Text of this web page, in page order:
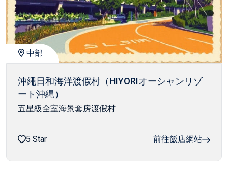
中部
沖繩日和海洋渡假村（HIYORIオーシャンリゾ
ート沖縄）
五星級全室海景套房渡假村
5 Star 前往飯店網站